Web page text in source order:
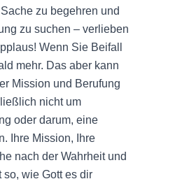
zu begehren und
zu suchen – verlieben
Wenn Sie Beifall
mehr. Das aber kann
Mission und Berufung
nicht um
oder darum, eine
Ihre Mission, Ihre
nach der Wahrheit und
wie Gott es dir